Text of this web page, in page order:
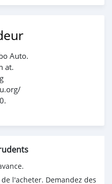
Auto.
at.
l'acheter. Demandez des